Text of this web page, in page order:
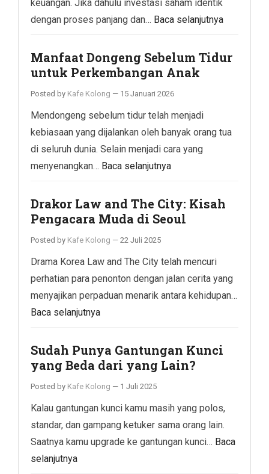
keuangan. Jika dahulu investasi saham identik
dengan proses panjang dan… Baca selanjutnya
Manfaat Dongeng Sebelum Tidur
untuk Perkembangan Anak
Posted by Kafe Kolong — 15 Januari 2026
Mendongeng sebelum tidur telah menjadi
kebiasaan yang dijalankan oleh banyak orang tua
di seluruh dunia. Selain menjadi cara yang
menyenangkan… Baca selanjutnya
Drakor Law and The City: Kisah
Pengacara Muda di Seoul
Posted by Kafe Kolong — 22 Juli 2025
Drama Korea Law and The City telah mencuri
perhatian para penonton dengan jalan cerita yang
menyajikan perpaduan menarik antara kehidupan…
Baca selanjutnya
Sudah Punya Gantungan Kunci
yang Beda dari yang Lain?
Posted by Kafe Kolong — 1 Juli 2025
Kalau gantungan kunci kamu masih yang polos,
standar, dan gampang ketuker sama orang lain.
Saatnya kamu upgrade ke gantungan kunci… Baca
selanjutnya